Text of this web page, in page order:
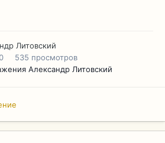
Литовский
535 просмотров
Александр Литовский